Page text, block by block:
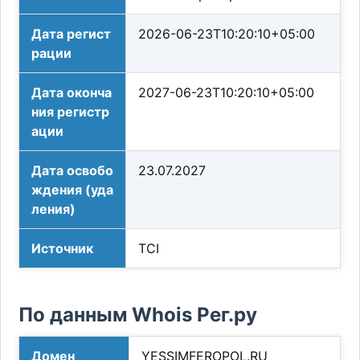
Дата регист
рации
2026-06-23T10:20:10+05:00
Дата оконча
ния регистр
ации
2027-06-23T10:20:10+05:00
Дата освобо
ждения (уда
ления)
23.07.2027
Источник TCI
По данным Whois Рег.ру
Домен YESSIMFEROPOL.RU